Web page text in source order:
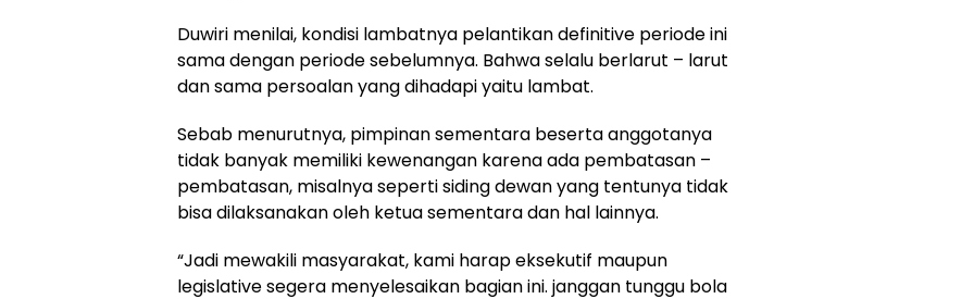
Duwiri menilai, kondisi lambatnya pelantikan definitive periode ini
sama dengan periode sebelumnya. Bahwa selalu berlarut – larut
dan sama persoalan yang dihadapi yaitu lambat.
Sebab menurutnya, pimpinan sementara beserta anggotanya
tidak banyak memiliki kewenangan karena ada pembatasan –
pembatasan, misalnya seperti siding dewan yang tentunya tidak
bisa dilaksanakan oleh ketua sementara dan hal lainnya.
“Jadi mewakili masyarakat, kami harap eksekutif maupun
legislative segera menyelesaikan bagian ini. janggan tunggu bola